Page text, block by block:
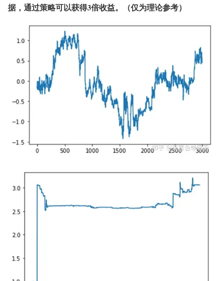
据，通过策略可以获得3倍收益。（仅为理论参考）